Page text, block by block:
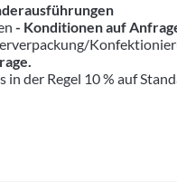
- Konditionen auf
in der Regel 10 % auf